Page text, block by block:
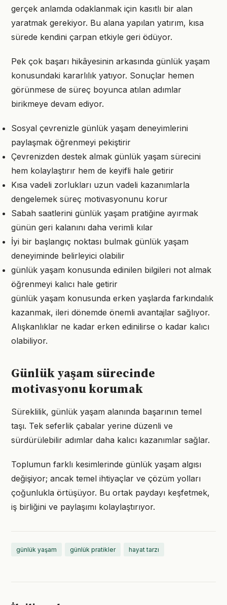
gerçek anlamda odaklanmak için kasıtlı bir alan
yaratmak gerekiyor. Bu alana yapılan yatırım, kısa
sürede kendini çarpan etkiyle geri ödüyor.
Pek çok başarı hikâyesinin arkasında günlük yaşam
konusundaki kararlılık yatıyor. Sonuçlar hemen
görünmese de süreç boyunca atılan adımlar
birikmeye devam ediyor.
Sosyal çevrenizle günlük yaşam deneyimlerini
paylaşmak öğrenmeyi pekiştirir
Çevrenizden destek almak günlük yaşam sürecini
hem kolaylaştırır hem de keyifli hale getirir
Kısa vadeli zorlukları uzun vadeli kazanımlarla
dengelemek süreç motivasyonunu korur
Sabah saatlerini günlük yaşam pratiğine ayırmak
günün geri kalanını daha verimli kılar
İyi bir başlangıç noktası bulmak günlük yaşam
deneyiminde belirleyici olabilir
günlük yaşam konusunda edinilen bilgileri not almak
öğrenmeyi kalıcı hale getirir
günlük yaşam konusunda erken yaşlarda farkındalık
kazanmak, ileri dönemde önemli avantajlar sağlıyor.
Alışkanlıklar ne kadar erken edinilirse o kadar kalıcı
olabiliyor.
Günlük yaşam sürecinde
motivasyonu korumak
Süreklilik, günlük yaşam alanında başarının temel
taşı. Tek seferlik çabalar yerine düzenli ve
sürdürülebilir adımlar daha kalıcı kazanımlar sağlar.
Toplumun farklı kesimlerinde günlük yaşam algısı
değişiyor; ancak temel ihtiyaçlar ve çözüm yolları
çoğunlukla örtüşüyor. Bu ortak paydayı keşfetmek,
iş birliğini ve paylaşımı kolaylaştırıyor.
günlük yaşam günlük pratikler hayat tarzı